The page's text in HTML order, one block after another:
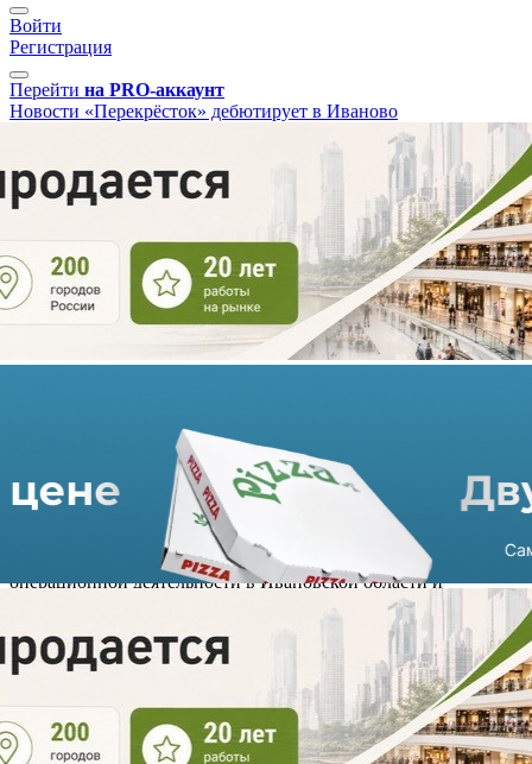
Войти
Регистрация
Перейти на PRO-аккаунт
Новости «Перекрёсток» дебютирует в Иваново
27.11.2020 г. в 12:41
Торговая сеть «Перекрёсток» объявляет о начале
операционной деятельности в Ивановской области и
открытии первого супермаркета сети в Иваново. Торговая
площадь нового магазина составляет около 2000 кв. метров, а
ассортимент насчитывает более 16 000 позиций.
Супермаркет открылся по адресу улица 8 марта 32, в торгово-
развлекательном центре «Серебряный город». В обновлённом
«Перекрёстке» представлен широкий ассортимент свежих